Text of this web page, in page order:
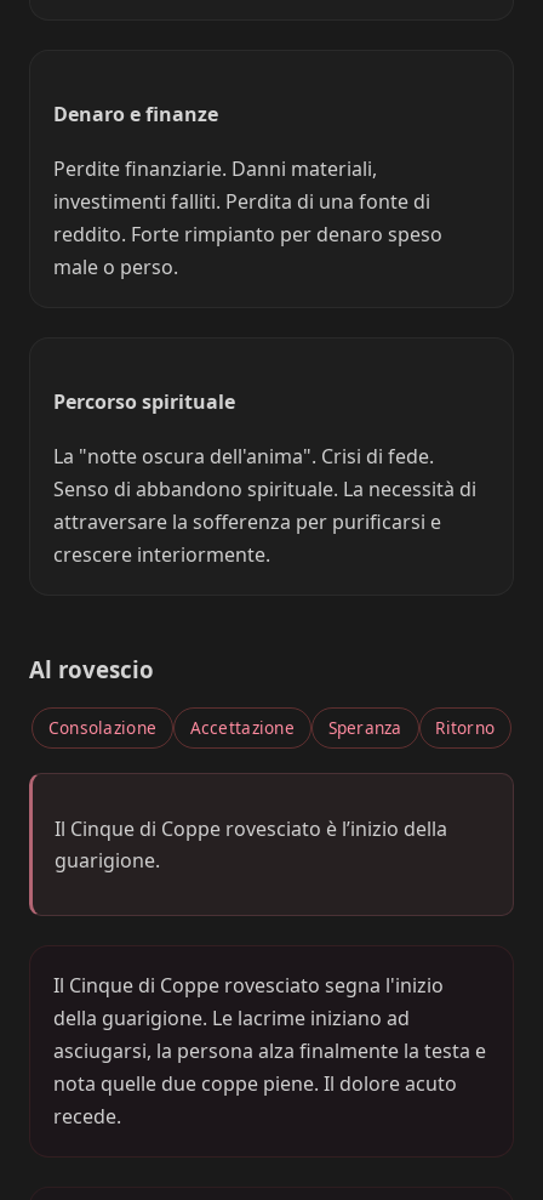
Denaro e finanze
Perdite finanziarie. Danni materiali,
investimenti falliti. Perdita di una fonte di
reddito. Forte rimpianto per denaro speso
male o perso.
Percorso spirituale
La "notte oscura dell'anima". Crisi di fede.
Senso di abbandono spirituale. La necessità di
attraversare la sofferenza per purificarsi e
crescere interiormente.
Al rovescio
Consolazione Accettazione Speranza Ritorno
Il Cinque di Coppe rovesciato è l’inizio della
guarigione.
Il Cinque di Coppe rovesciato segna l'inizio
della guarigione. Le lacrime iniziano ad
asciugarsi, la persona alza finalmente la testa e
nota quelle due coppe piene. Il dolore acuto
recede.